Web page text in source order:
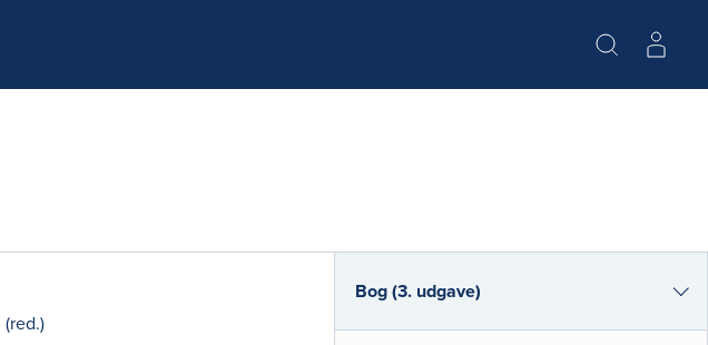
(red.)
Bog (3. udgave)